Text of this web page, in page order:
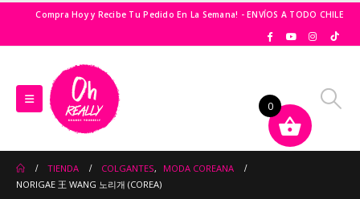
Compra Hoy y Recibe Tu Pedido En La Semana! - ENVÍOS A TODO CHILE
TIENDA COLGANTES,
MODA COREANA
NORIGAE 王 WANG 노리개 (COREA)
0